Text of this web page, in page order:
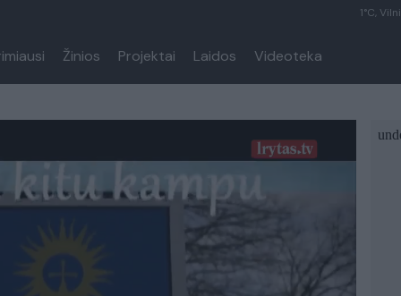
1°C,
Žinios Projektai Laidos Videoteka